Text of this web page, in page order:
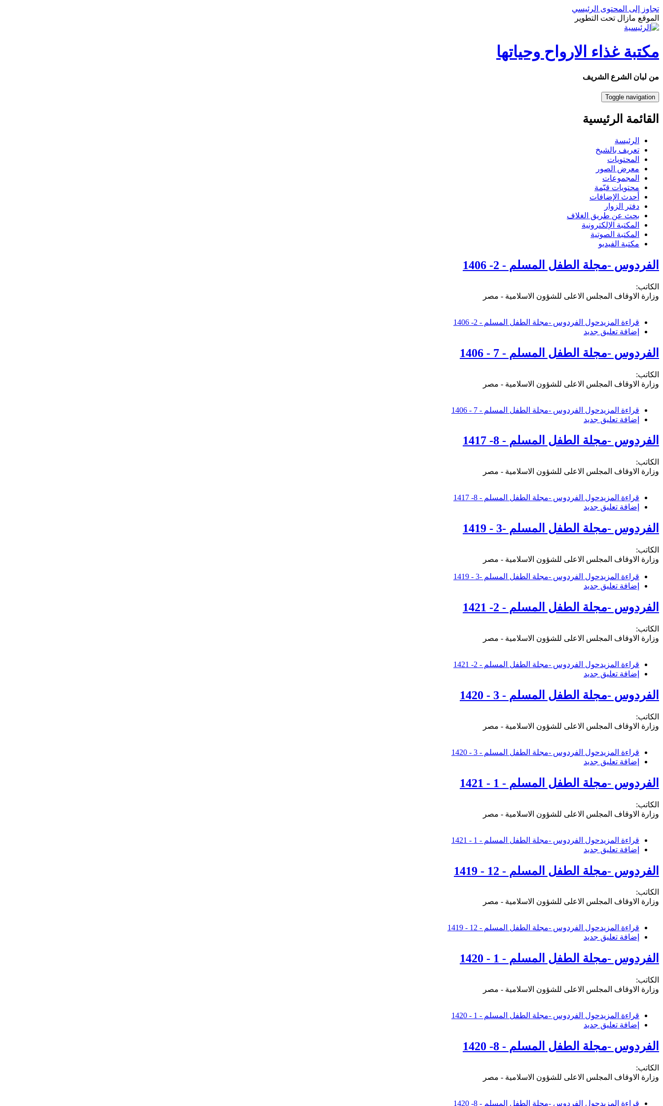
تجاوز إلى المحتوى الرئيسي
الموقع مازال تحت التطوير
مكتبة غذاء الارواح وحياتها
من لبان الشرع الشريف
Toggle navigation
القائمة الرئيسية
الرئيسة
تعريف بالشيخ
المحتويات
معرض الصور
المجموعات
محتويات قيّمة
أحدث الإضافات
دفتر الزوار
بحث عن طريق الغلاف
المكتبة الإلكترونية
المكتبة الصوتية
مكتبة الفيديو
الفردوس -مجلة الطفل المسلم - 2- 1406
الكاتب:
وزارة الاوقاف المجلس الاعلى للشؤون الاسلامية - مصر
قراءة المزيدحول الفردوس -مجلة الطفل المسلم - 2- 1406
إضافة تعليق جديد
الفردوس -مجلة الطفل المسلم - 7 - 1406
الكاتب:
وزارة الاوقاف المجلس الاعلى للشؤون الاسلامية - مصر
قراءة المزيدحول الفردوس -مجلة الطفل المسلم - 7 - 1406
إضافة تعليق جديد
الفردوس -مجلة الطفل المسلم - 8- 1417
الكاتب:
وزارة الاوقاف المجلس الاعلى للشؤون الاسلامية - مصر
قراءة المزيدحول الفردوس -مجلة الطفل المسلم - 8- 1417
إضافة تعليق جديد
الفردوس -مجلة الطفل المسلم -3 - 1419
الكاتب:
وزارة الاوقاف المجلس الاعلى للشؤون الاسلامية - مصر
قراءة المزيدحول الفردوس -مجلة الطفل المسلم -3 - 1419
إضافة تعليق جديد
الفردوس -مجلة الطفل المسلم - 2- 1421
الكاتب:
وزارة الاوقاف المجلس الاعلى للشؤون الاسلامية - مصر
قراءة المزيدحول الفردوس -مجلة الطفل المسلم - 2- 1421
إضافة تعليق جديد
الفردوس -مجلة الطفل المسلم - 3 - 1420
الكاتب:
وزارة الاوقاف المجلس الاعلى للشؤون الاسلامية - مصر
قراءة المزيدحول الفردوس -مجلة الطفل المسلم - 3 - 1420
إضافة تعليق جديد
الفردوس -مجلة الطفل المسلم - 1 - 1421
الكاتب:
وزارة الاوقاف المجلس الاعلى للشؤون الاسلامية - مصر
قراءة المزيدحول الفردوس -مجلة الطفل المسلم - 1 - 1421
إضافة تعليق جديد
الفردوس -مجلة الطفل المسلم - 12 - 1419
الكاتب:
وزارة الاوقاف المجلس الاعلى للشؤون الاسلامية - مصر
قراءة المزيدحول الفردوس -مجلة الطفل المسلم - 12 - 1419
إضافة تعليق جديد
الفردوس -مجلة الطفل المسلم - 1 - 1420
الكاتب:
وزارة الاوقاف المجلس الاعلى للشؤون الاسلامية - مصر
قراءة المزيدحول الفردوس -مجلة الطفل المسلم - 1 - 1420
إضافة تعليق جديد
الفردوس -مجلة الطفل المسلم - 8- 1420
الكاتب:
وزارة الاوقاف المجلس الاعلى للشؤون الاسلامية - مصر
قراءة المزيدحول الفردوس -مجلة الطفل المسلم - 8- 1420